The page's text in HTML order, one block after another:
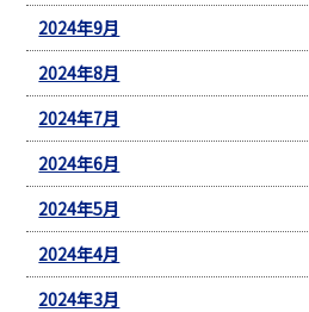
2024年9月
2024年8月
2024年7月
2024年6月
2024年5月
2024年4月
2024年3月